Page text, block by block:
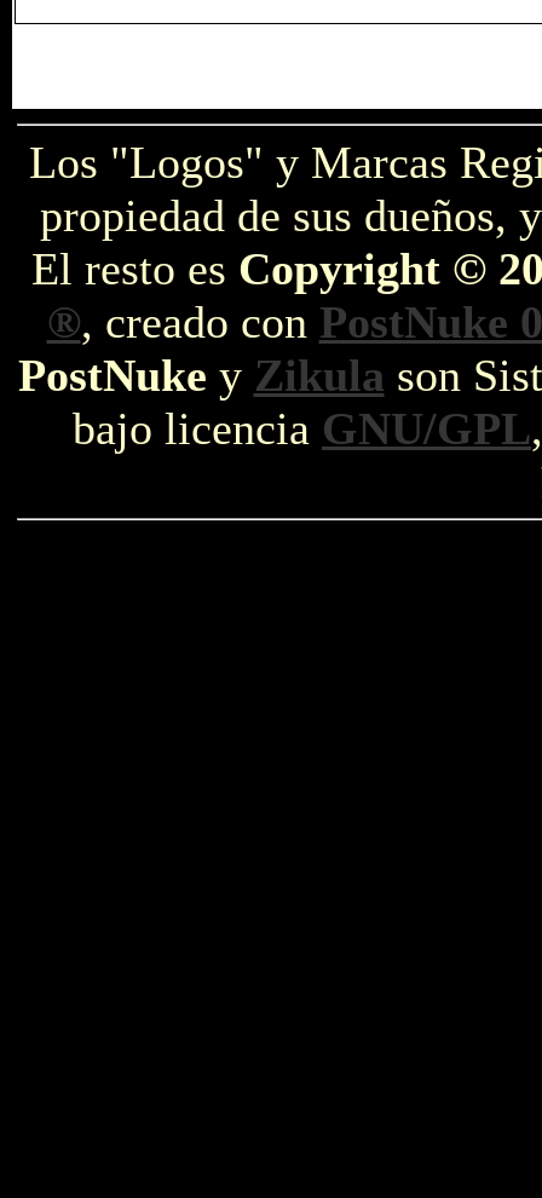
Los "Logos" y Marcas
propiedad de sus dueños,
El resto es Copyright ©
®, creado con PostNuke
PostNuke y Zikula son
bajo licencia GNU/GPL